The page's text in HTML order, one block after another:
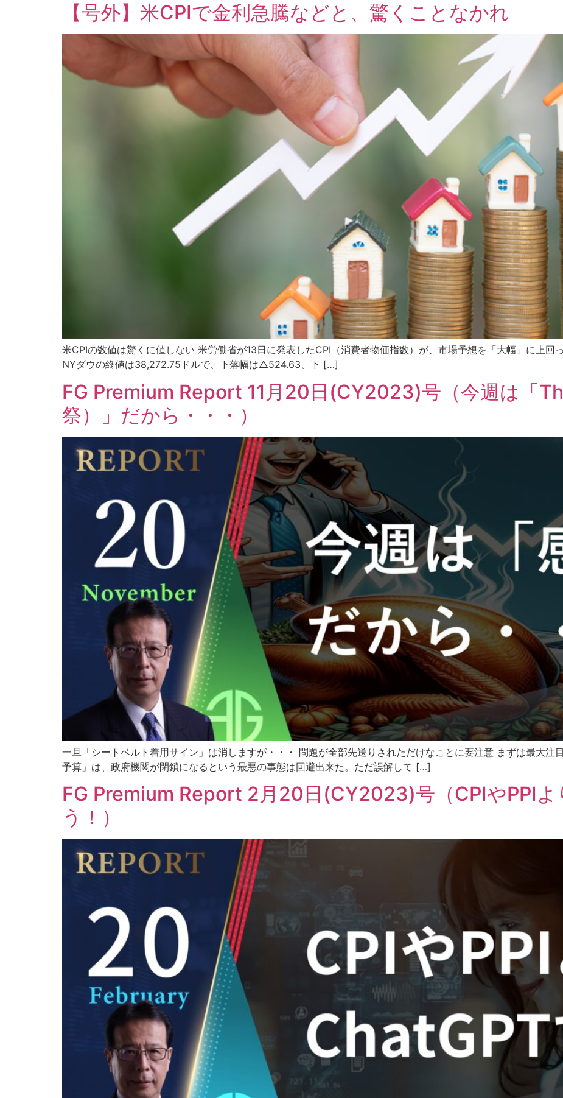
【号外】米CPIで金利急騰などと、驚くことなかれ
米CPIの数値は驚くに値しない 米労働省が13日に発表したCPI（消費者物価指数）が、市場予想を「大幅」に上回
NYダウの終値は38,272.75ドルで、下落幅は△524.63、下 […]
FG Premium Report 11月20日(CY2023)号（今週は「
祭）」だから・・・）
一旦「シートベルト着用サイン」は消しますが・・・ 問題が全部先送りされただけなことに要注意 まずは最大注
予算」は、政府機関が閉鎖になるという最悪の事態は回避出来た。ただ誤解して […]
FG Premium Report 2月20日(CY2023)号（CPIやPPI
う！）